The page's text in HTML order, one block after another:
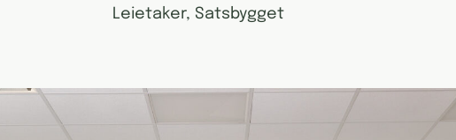
Leietaker, Satsbygget